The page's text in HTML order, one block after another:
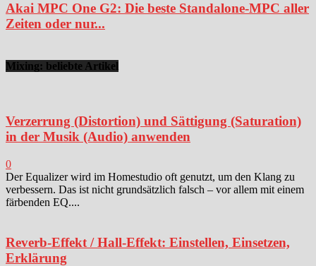
Akai MPC One G2: Die beste Standalone-MPC aller
Zeiten oder nur...
Mixing: beliebte Artikel
Verzerrung (Distortion) und Sättigung (Saturation)
in der Musik (Audio) anwenden
0
Der Equalizer wird im Homestudio oft genutzt, um den Klang zu
verbessern. Das ist nicht grundsätzlich falsch – vor allem mit einem
färbenden EQ....
Reverb-Effekt / Hall-Effekt: Einstellen, Einsetzen,
Erklärung